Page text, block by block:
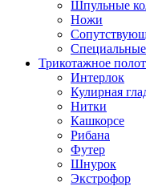
Шпульные
Ножи
Трикотажное
Интерлок
Кулирная
Нитки
Кашкорсе
Рибана
Футер
Шнурок
Экстрофор